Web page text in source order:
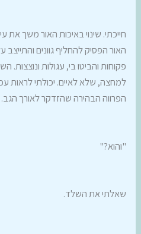
חייכתי. שינוי באיכות האור משך את
האור הפסיק להחליף גוונים והתייצב
פקוחות והביטו בי, עגולות ונוצצות.
למחצה, שלא לאיים. יכולתי לראות
הפרווה הבהירה שהזדקר לאורך
"והוא?"
שאלתי את השלד.